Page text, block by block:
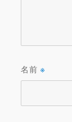
名前※